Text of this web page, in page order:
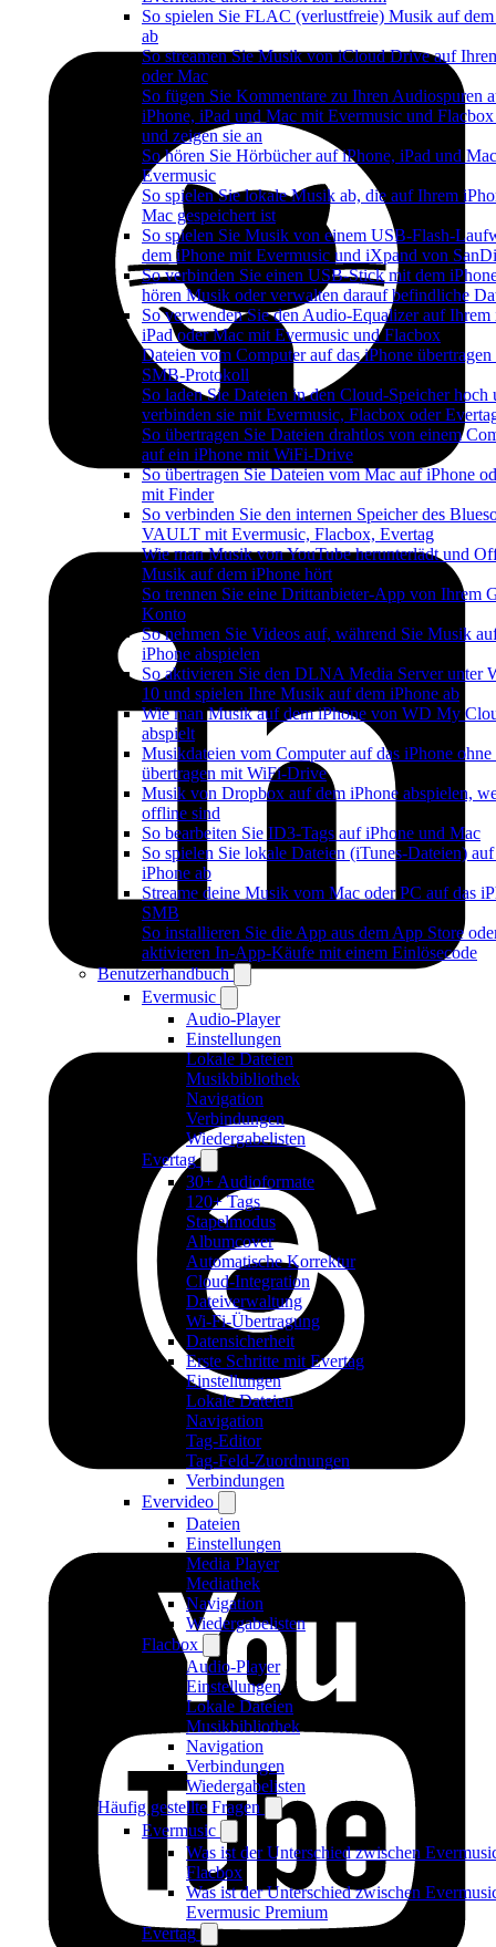
So spielen Sie FLAC (verlustfreie) Musik auf
ab
So streamen Sie Musik von iCloud Drive auf
oder Mac
So fügen Sie Kommentare zu Ihren Audiospuren
iPhone, iPad und Mac mit Evermusic und
und zeigen sie an
So hören Sie Hörbücher auf iPhone, iPad und
Evermusic
So spielen Sie lokale Musik ab, die auf Ihrem
Mac gespeichert ist
So spielen Sie Musik von einem USB-Flash-
dem iPhone mit Evermusic und iXpand von
So verbinden Sie einen USB-Stick mit dem
hören Musik oder verwalten darauf befindliche
So verwenden Sie den Audio-Equalizer auf Ihrem
iPad oder Mac mit Evermusic und Flacbox
Dateien vom Computer auf das iPhone
SMB-Protokoll
So laden Sie Dateien in den Cloud-Speicher hoch
verbinden sie mit Evermusic, Flacbox oder
So übertragen Sie Dateien drahtlos von einem
auf ein iPhone mit WiFi-Drive
So übertragen Sie Dateien vom Mac auf iPhone
mit Finder
So verbinden Sie den internen Speicher des
VAULT mit Evermusic, Flacbox, Evertag
Wie man Musik von YouTube herunterlädt und
Musik auf dem iPhone hört
So trennen Sie eine Drittanbieter-App von Ihrem
Konto
So nehmen Sie Videos auf, während Sie Musik
iPhone abspielen
So aktivieren Sie den DLNA Media Server unter
10 und spielen Ihre Musik auf dem iPhone ab
Wie man Musik auf dem iPhone von WD My
abspielt
Musikdateien vom Computer auf das iPhone ohne
übertragen mit WiFi-Drive
Musik von Dropbox auf dem iPhone abspielen,
offline sind
So bearbeiten Sie ID3-Tags auf iPhone und Mac
So spielen Sie lokale Dateien (iTunes-Dateien)
iPhone ab
Streame deine Musik vom Mac oder PC auf das
SMB
So installieren Sie die App aus dem App Store
aktivieren In-App-Käufe mit einem Einlösecode
Benutzerhandbuch
Evermusic
Audio-Player
Einstellungen
Lokale Dateien
Musikbibliothek
Navigation
Verbindungen
Wiedergabelisten
Evertag
30+ Audioformate
120+ Tags
Stapelmodus
Albumcover
Automatische Korrektur
Cloud-Integration
Dateiverwaltung
Wi-Fi-Übertragung
Datensicherheit
Erste Schritte mit Evertag
Einstellungen
Lokale Dateien
Navigation
Tag-Editor
Tag-Feld-Zuordnungen
Verbindungen
Evervideo
Dateien
Einstellungen
Media Player
Mediathek
Navigation
Wiedergabelisten
Flacbox
Audio-Player
Einstellungen
Lokale Dateien
Musikbibliothek
Navigation
Verbindungen
Wiedergabelisten
Häufig gestellte Fragen
Evermusic
Was ist der Unterschied zwischen
Flacbox
Was ist der Unterschied zwischen
Evermusic Premium
Evertag